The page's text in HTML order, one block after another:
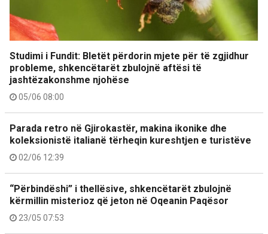
Studimi i Fundit: Bletët përdorin mjete për të zgjidhur
probleme, shkencëtarët zbulojnë aftësi të
jashtëzakonshme njohëse
05/06 08:00
Parada retro në Gjirokastër, makina ikonike dhe
koleksionistë italianë tërheqin kureshtjen e turistëve
02/06 12:39
“Përbindëshi” i thellësive, shkencëtarët zbulojnë
kërmillin misterioz që jeton në Oqeanin Paqësor
23/05 07:53